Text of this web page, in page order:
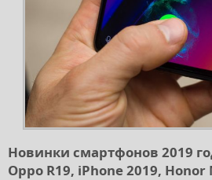
Новинки смартфонов 2019
Oppo R19, iPhone 2019, Honor